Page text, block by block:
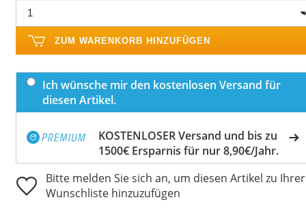
ZUM WARENKORB HINZUFÜGEN
Ich wünsche mir den kostenlosen Versand für
diesen Artikel.
KOSTENLOSER Versand und bis zu
1500€ Ersparnis für nur 8,90€/Jahr.
Bitte melden Sie sich an, um diesen Artikel zu Ihrer
Wunschliste hinzuzufügen